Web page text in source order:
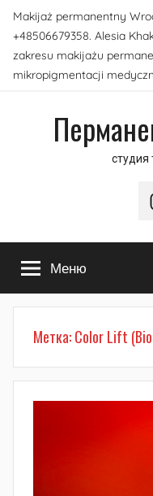
Перейти
содержимому
Makijaż permanentny
+48506679358. Alesia
zakresu makijażu
mikropigmentacji
студия
Меню
Метка:Color Lift